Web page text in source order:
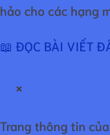
hảo cho các hạng
📖 ĐỌC BÀI VIẾT
×
Trang thông tin của